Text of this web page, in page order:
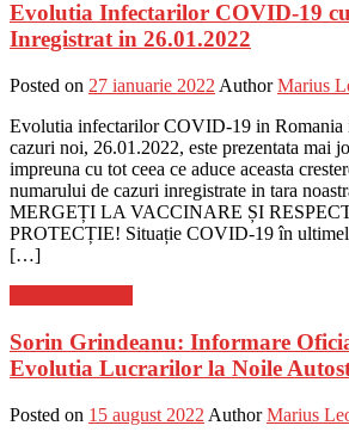
Evolutia Infectarilor COVID-19
Inregistrat in 26.01.2022
Posted on 27 ianuarie 2022 Author Marius
Evolutia infectarilor COVID-19 in Romania
cazuri noi, 26.01.2022, este prezentata mai
impreuna cu tot ceea ce aduce aceasta
numarului de cazuri inregistrate in tara
MERGEȚI LA VACCINARE ȘI
PROTECȚIE! Situație COVID-19 în
[…]
Sorin Grindeanu: Informare
Evolutia Lucrarilor la Noile
Posted on 15 august 2022 Author Marius